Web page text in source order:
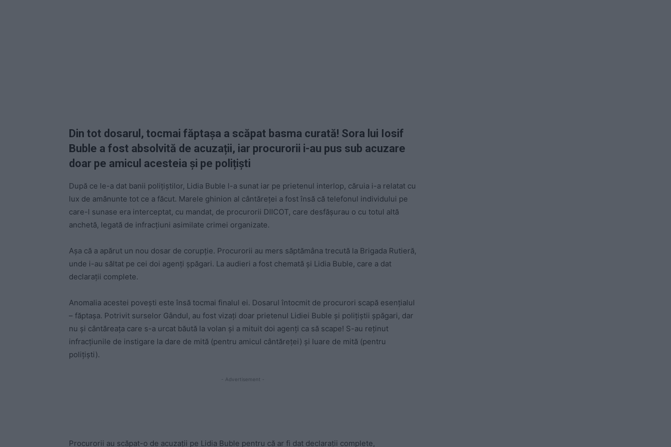
Din tot dosarul, tocmai făptașa a scăpat basma curată! Sora lui Iosif
Buble a fost absolvită de acuzații, iar procurorii i-au pus sub acuzare
doar pe amicul acesteia și pe polițiști
După ce le-a dat banii polițiștilor, Lidia Buble l-a sunat iar pe prietenul interlop, căruia i-a relatat cu
lux de amănunte tot ce a făcut. Marele ghinion al cântăreței a fost însă că telefonul individului pe
care-l sunase era interceptat, cu mandat, de procurorii DIICOT, care desfășurau o cu totul altă
anchetă, legată de infracțiuni asimilate crimei organizate.
Așa că a apărut un nou dosar de corupție. Procurorii au mers săptămâna trecută la Brigada Rutieră,
unde i-au săltat pe cei doi agenți șpăgari. La audieri a fost chemată și Lidia Buble, care a dat
declarații complete.
Anomalia acestei povești este însă tocmai finalul ei. Dosarul întocmit de procurori scapă esențialul
– făptașa. Potrivit surselor Gândul, au fost vizați doar prietenul Lidiei Buble și polițiștii șpăgari, dar
nu și cântăreața care s-a urcat băută la volan și a mituit doi agenți ca să scape! S-au reținut
infracțiunile de instigare la dare de mită (pentru amicul cântăreței) și luare de mită (pentru
polițiști).
- Advertisement -
Procurorii au scăpat-o de acuzații pe Lidia Buble pentru că ar fi dat declarații complete,